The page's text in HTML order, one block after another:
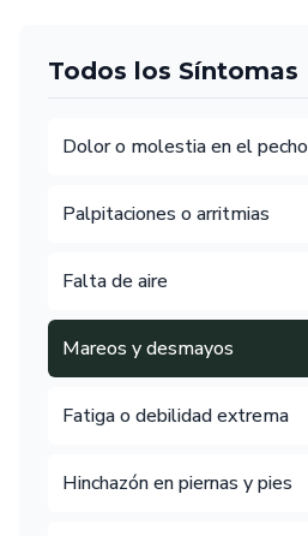
Todos los Síntomas
Dolor o molestia en el pecho
Palpitaciones o arritmias
Falta de aire
Mareos y desmayos
Fatiga o debilidad extrema
Hinchazón en piernas y pies